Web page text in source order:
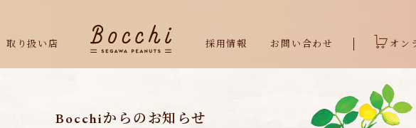
取り扱い店 採用情報 お問い合わせ オン
Bocchiからのお知らせ